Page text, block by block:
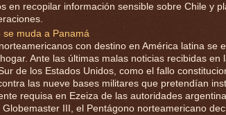
en recopilar información sensible sobre Chile y
se muda a Panamá
con destino en América latina se
Ante las últimas malas noticias recibidas en
de los Estados Unidos, como el fallo
las nueve bases militares que pretendían
requisa en Ezeiza de las autoridades
Globemaster III, el Pentágono norteamericano